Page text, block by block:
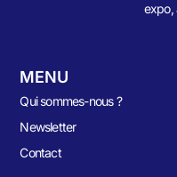
expo,
MENU
Qui sommes-nous ?
Newsletter
Contact